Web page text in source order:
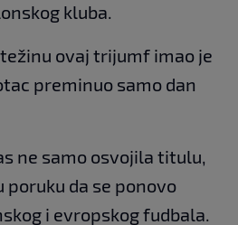
kluba.
ovaj trijumf imao je
preminuo samo dan
ne samo osvojila titulu,
poruku da se ponovo
i evropskog fudbala.